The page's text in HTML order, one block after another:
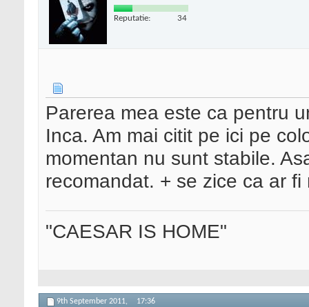
Reputatie: 34
Parerea mea este ca pentru
Inca. Am mai citit pe ici pe
momentan nu sunt stabile.
recomandat. + se zice ca ar
"CAESAR IS HOME"
9th September 2011, 17:36